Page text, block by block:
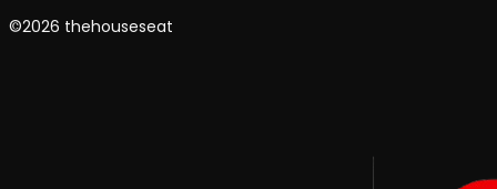
©2026 thehouseseat